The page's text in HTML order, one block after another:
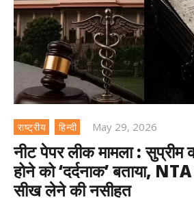
राष्ट्रीय हिन्दी May 29, 2026
नीट पेपर लीक मामला : सुप्रीम
होने को ‘दर्दनाक’ बताया,
सीख लेने की नसीहत